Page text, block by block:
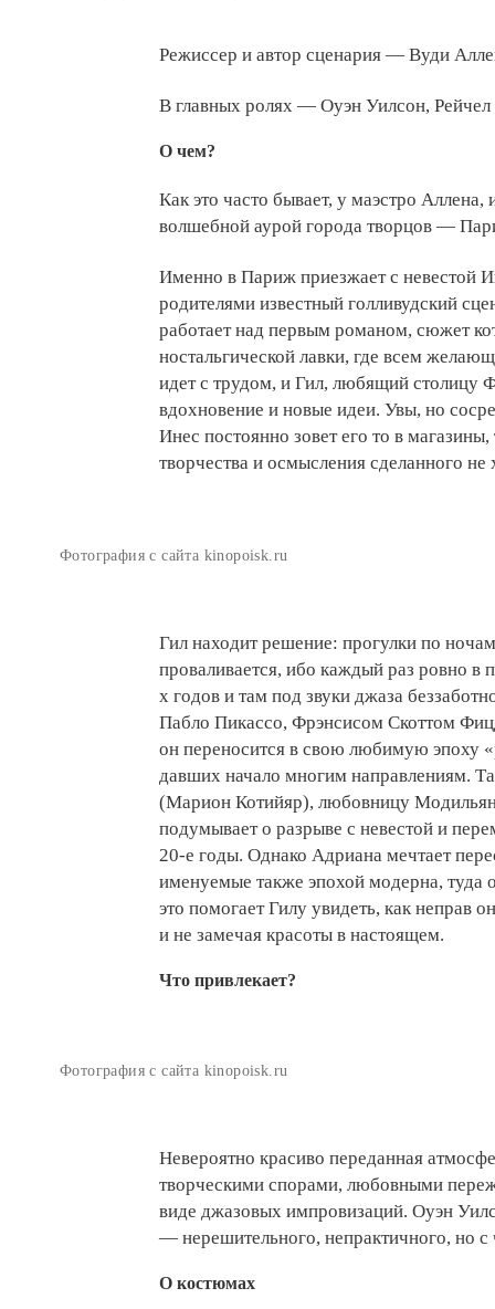
Режиссер и автор сценария — Вуди
В главных ролях — Оуэн Уилсон,
О чем?
Как это часто бывает, у маэстро Аллена,
волшебной аурой города творцов —
Именно в Париж приезжает с невестой
родителями известный голливудский
работает над первым романом, сюжет
ностальгической лавки, где всем
идет с трудом, и Гил, любящий столицу
вдохновение и новые идеи. Увы, но
Инес постоянно зовет его то в
творчества и осмысления сделанного не
Фотография с сайта kinopoisk.ru
Гил находит решение: прогулки по
проваливается, ибо каждый раз ровно в
х годов и там под звуки джаза
Пабло Пикассо, Фрэнсисом Скоттом
он переносится в свою любимую эпоху
давших начало многим направлениям.
(Марион Котийяр), любовницу
подумывает о разрыве с невестой и
20-е годы. Однако Адриана мечтает
именуемые также эпохой модерна, туда
это помогает Гилу увидеть, как неправ
и не замечая красоты в настоящем.
Что привлекает?
Фотография с сайта kinopoisk.ru
Невероятно красиво переданная
творческими спорами, любовными
виде джазовых импровизаций. Оуэн
— нерешительного, непрактичного, но
О костюмах